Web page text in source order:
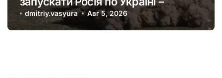
інфографіка
dmitriy.vasyura Авг 5, 2026